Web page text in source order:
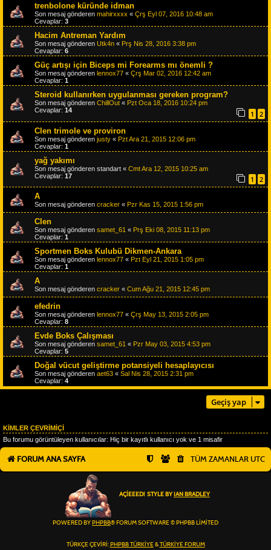
trenbolone küründe idman
Son mesaj gönderen mahirxxxx « Çrş Eyl 07, 2016 10:48 am
Cevaplar: 3
Hacim Antreman Yardım
Son mesaj gönderen Utk4n « Prş Nis 28, 2016 3:38 pm
Cevaplar: 6
Güç artışı için Biceps mi Forearms mı önemli ?
Son mesaj gönderen lennox77 « Çrş Mar 02, 2016 12:42 am
Cevaplar: 1
Steroid kullanırken uygulanması gereken program?
Son mesaj gönderen ChillOut « Pzt Oca 18, 2016 10:24 pm
Cevaplar: 14 1
2
Clen trimole ve proviron
Son mesaj gönderen justy « Pzt Ara 21, 2015 12:06 pm
Cevaplar: 1
yağ yakımı
Son mesaj gönderen standart « Cmt Ara 12, 2015 10:25 am
Cevaplar: 17 1
2
A
Son mesaj gönderen cracker « Pzr Kas 15, 2015 1:56 pm
Clen
Son mesaj gönderen samet_61 « Prş Eki 08, 2015 11:13 pm
Cevaplar: 1
Sportmen Boks Kulubü Dikmen-Ankara
Son mesaj gönderen lennox77 « Pzt Eyl 21, 2015 1:05 pm
Cevaplar: 1
A
Son mesaj gönderen cracker « Cum Ağu 21, 2015 12:45 pm
efedrin
Son mesaj gönderen lennox77 « Çrş May 13, 2015 2:05 pm
Cevaplar: 8
Evde Boks Çalışması
Son mesaj gönderen samet_61 « Pzr May 03, 2015 4:53 pm
Cevaplar: 5
Doğal vücut geliştirme potansiyeli hesaplayıcısı
Son mesaj gönderen aet63 « Sal Nis 28, 2015 2:31 pm
Cevaplar: 4
Geçiş yap
KIMLER ÇEVRIMIÇI
Bu forumu görüntüleyen kullanıcılar: Hiç bir kayıtlı kullanıcı yok ve 1 misafir
FORUM ANA SAYFA TÜM ZAMANLAR UTC
AÇIEEED! STYLE BY IAN BRADLEY
POWERED BY PHPBB® FORUM SOFTWARE © PHPBB LIMITED
TÜRKÇE ÇEVIRI: PHPBB TÜRKIYE& TÜRKIYE FORUM